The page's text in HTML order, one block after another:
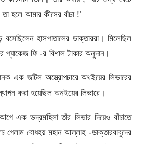
হলে আমার কীসের বাঁচা !’
হাসপাতালের ডাক্তাররা। মিলেছিল
প্যাকেজ ফি -র বিশাল টাকার অনুদান।
এক জটিল অস্ত্রোপচারে অথইয়ের লিভারের
করা হয়েছিল অনইয়ের লিভারে।
এক ভদ্রমহিলা তাঁর লিভার দিয়েও বাঁচাতে
গেলাম বোধহয় মহান আল্লাহ -ডাক্তারবাবুদের